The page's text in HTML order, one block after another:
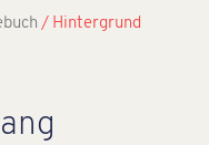
/ Hintergrund